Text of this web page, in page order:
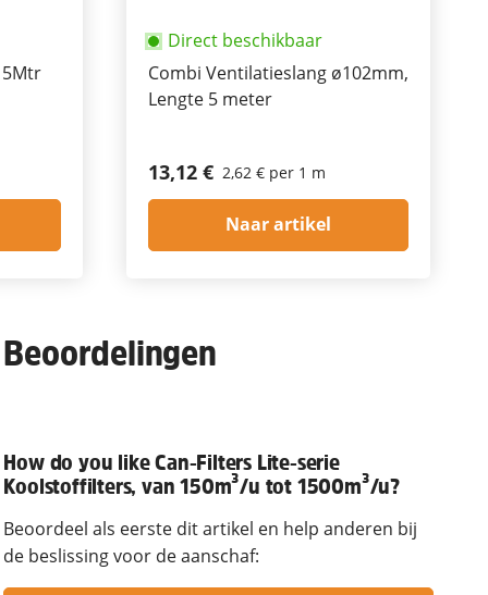
Direct beschikbaar
Combi Ventilatieslang ø102mm,
Lengte 5 meter
13,12 € 2,62 € per 1 m
Naar artikel
Beoordelingen
How do you like Can-Filters Lite-serie
Koolstoffilters, van 150m³/u tot 1500m³/u?
Beoordeel als eerste dit artikel en help anderen bij
de beslissing voor de aanschaf: